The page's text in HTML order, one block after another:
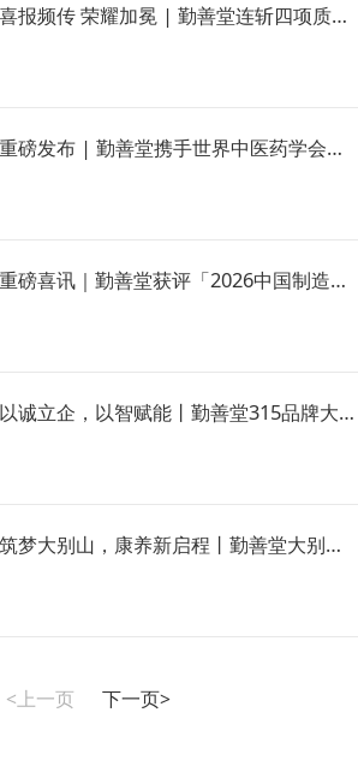
喜报频传 荣耀加冕 | 勤善堂连斩四项质量诚信大奖，以匠心守护信任！
重磅发布 | 勤善堂携手世界中医药学会联合会，开启智慧康养新赛道！
重磅喜讯｜勤善堂获评「2026中国制造・消费者信赖品牌」！
以诚立企，以智赋能丨勤善堂315品牌大会：让中医药康养走向世界、走进万家
筑梦大别山，康养新启程丨勤善堂大别山度假康养中心一期圆满竣工暨二期工程盛大开工
<上一页 下一页>